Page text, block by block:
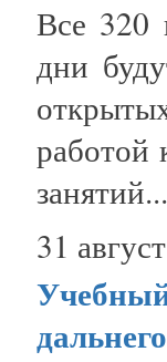
Все 320
дни
работой
занятий...
31